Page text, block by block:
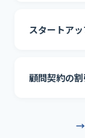
スタートア
顧問契約の
→